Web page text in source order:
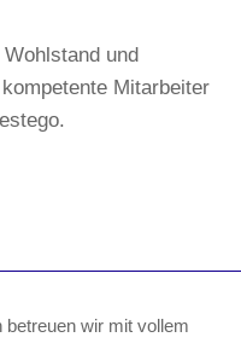
und
Mitarbeiter
betreuen wir mit vollem